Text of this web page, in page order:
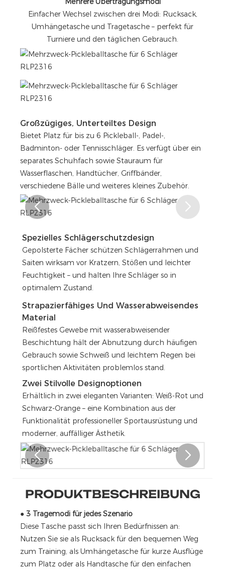
Einfacher Wechsel zwischen drei Modi: Rucksack,
Umhängetasche und Tragetasche – perfekt für
Turniere und den täglichen Gebrauch.
Großzügiges, Unterteiltes Design
Bietet Platz für bis zu 6 Pickleball-, Padel-,
Badminton- oder Tennisschläger. Es verfügt über ein
separates Schuhfach sowie Stauraum für
Wasserflaschen, Handtücher, Griffbänder,
verschiedene Bälle und weiteres kleines Zubehör.
Spezielles Schlägerschutzdesign
Gepolsterte Fächer schützen Schlägerrahmen und
Saiten wirksam vor Kratzern, Stößen und leichter
Feuchtigkeit – und halten Ihre Schläger so in
optimalem Zustand.
Strapazierfähiges Und Wasserabweisendes
Material
Reißfestes Gewebe mit wasserabweisender
Beschichtung hält der Abnutzung durch häufigen
Gebrauch sowie Schweiß und leichtem Regen bei
sportlichen Aktivitäten problemlos stand.
Zwei Stilvolle Designoptionen
Erhältlich in zwei eleganten Varianten: Weiß-Rot und
Schwarz-Orange – eine Kombination aus der
Funktionalität professioneller Sportausrüstung und
moderner, auffälliger Ästhetik.
PRODUKTBESCHREIBUNG
● 3 Tragemodi für jedes Szenario
Diese Tasche passt sich Ihren Bedürfnissen an:
Nutzen Sie sie als Rucksack für den bequemen Weg
zum Training, als Umhängetasche für kurze Ausflüge
zum Platz oder als Handtasche für den einfachen